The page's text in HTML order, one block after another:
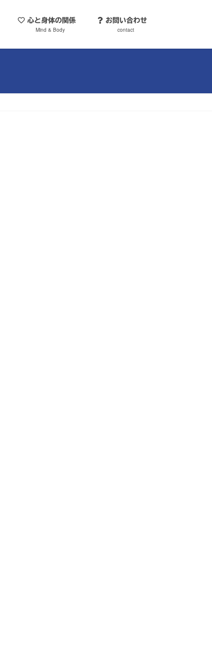
心と身体の関係
Mind & Body
お問い合わせ
contact